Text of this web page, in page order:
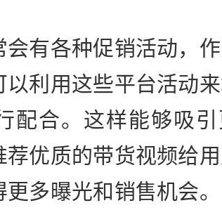
会有各种促销活动，
以利用这些平台活动
配合。这样能够吸
荐优质的带货视频给
多曝光和销售机会。